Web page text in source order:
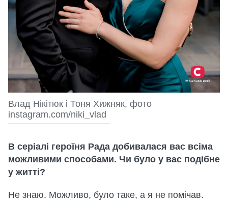
Влад Нікітюк і Тоня Хижняк, фото
instagram.com/niki_vlad
В серіалі героїня Рада добивалася вас всіма
можливими способами. Чи було у вас подібне
у житті?
Не знаю. Можливо, було таке, а я не помічав.